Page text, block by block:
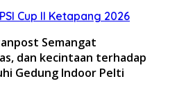
Cup II Ketapang 2026
Semangat
dan kecintaan terhadap
Gedung Indoor Pelti